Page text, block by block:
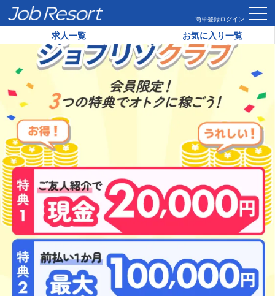
簡単登録ログイン
求人一覧 お気に入り一覧
HOME ジョブリゾクラブ